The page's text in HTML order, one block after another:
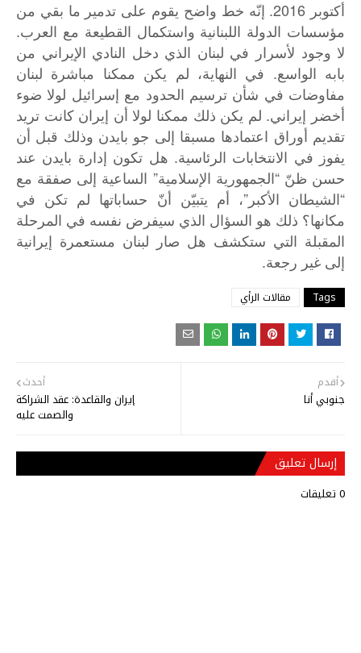
أكتوبر إنّه خط واضح يقوم على تدمير ما بقي من
مؤسسات الدولة اللبنانية واستكمال القطيعة مع العرب.
لا وجود لأسرار في لبنان الذي دخل النادي الإيراني من
بابه
الواسع. في النهاية، لم يكن ممكنا مباشرة لبنان
مفاوضات في شأن ترسيم الحدود مع إسرائيل لولا ضوء
أخضر
إيراني. لم يكن ذلك ممكنا لولا أن إيران كانت تريد
تقديم أوراق اعتمادها مسبقا إلى جو بايدن وذلك قبل أن
يفوز
في الانتخابات الرئاسية. هل تكون إدارة بايدن عند
حسن ظنّ “الجمهورية الإسلامية” الساعية إلى صفقة مع
“الشيطان الأكبر”، أم يتبيّن أنّ حساباتها لم تكن
في
مكانها؟ ذلك هو السؤال الذي سيفرض نفسه في المرحلة
المقبلة التي ستكشف هل صار لبنان مستعمرة إيرانية
إلى غير رجعة.
Tags مقالات الرأي
أحدث
إيران والقاعدة: عقد الشراكة
والصمت عليه
أقدم
جنوبي أنا
إرسال تعليق
0 تعليقات